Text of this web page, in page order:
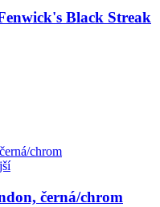
Black Streak
černá/chrom